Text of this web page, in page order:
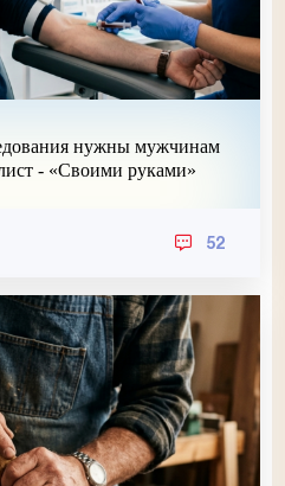
нужны мужчинам
- «Своими руками»
52